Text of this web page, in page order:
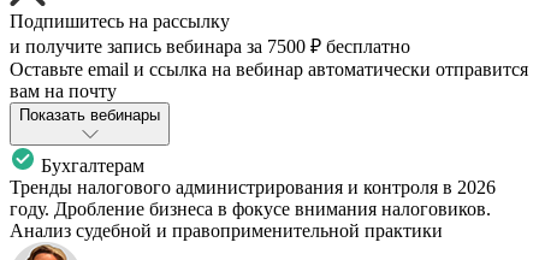
Подпишитесь на рассылку
и получите запись вебинара за 7500 ₽ бесплатно
Оставьте email и ссылка на вебинар автоматически отправится
вам на почту
Показать вебинары
Бухгалтерам
Тренды налогового администрирования и контроля в 2026
году. Дробление бизнеса в фокусе внимания налоговиков.
Анализ судебной и правоприменительной практики